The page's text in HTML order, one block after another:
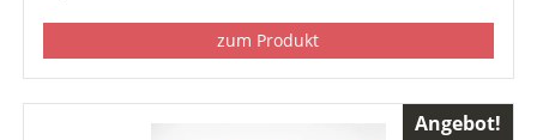
zum Produkt
Angebot!